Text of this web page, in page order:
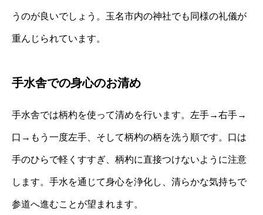
うのが良いでしょう。玉名市内の神社でも同様の礼儀が
重んじられています。
手水舎での身心のお清め
手水舎では柄杓を使って清めを行います。左手→右手→
口→もう一度左手、そして柄杓の柄を洗う順です。口は
手のひらで軽くすすぎ、柄杓に直接つけないように注意
します。手水を通じて身心を浄化し、清らかな気持ちで
参道へ進むことが望まれます。